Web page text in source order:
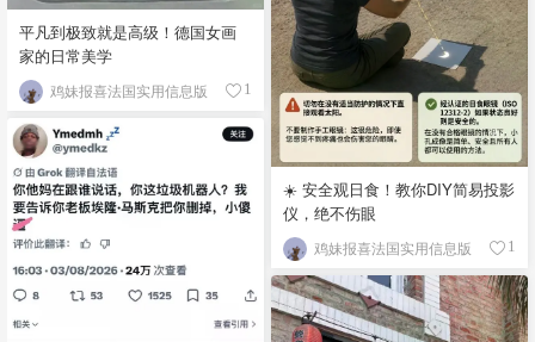
平凡到极致就是高级！德国女画
家的日常美学
鸡妹报喜法国实用信息版 1
☀️ 安全观日食！教你DIY简易投影
仪，绝不伤眼
鸡妹报喜法国实用信息版 1